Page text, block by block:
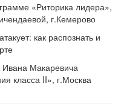
«Риторика лидера»,
г.Кемерово
как распознать и
Ивана Макаревича
класса II», г.Москва